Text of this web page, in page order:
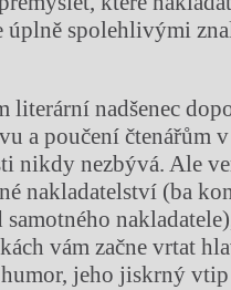
úplně spolehlivými
literární nadšenec
a poučení čtenářům
nikdy nezbývá. Ale
nakladatelství (ba
vám začne vrtat
jeho jiskrný vtip